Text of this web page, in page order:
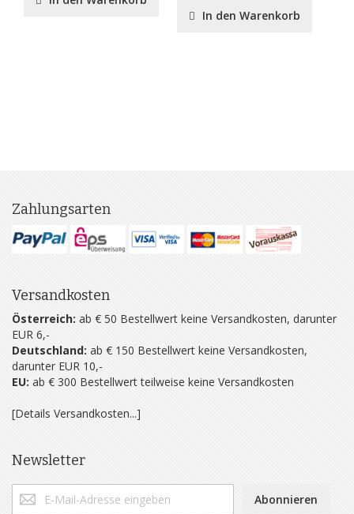
In den Warenkorb
Zahlungsarten
Versandkosten
Österreich: ab € 50 Bestellwert keine Versandkosten, darunter
EUR 6,-
Deutschland: ab € 150 Bestellwert keine Versandkosten,
darunter EUR 10,-
EU: ab € 300 Bestellwert teilweise keine Versandkosten
[Details Versandkosten...]
Newsletter
Abonnieren